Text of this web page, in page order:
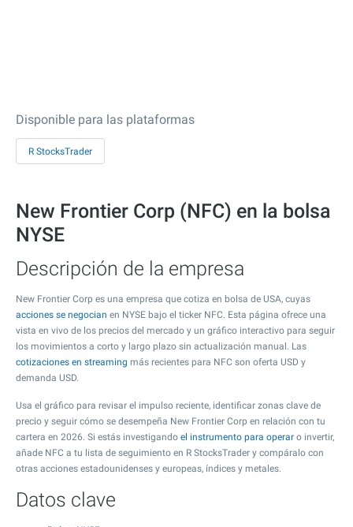
Disponible para las plataformas
R StocksTrader
New Frontier Corp (NFC) en la bolsa
NYSE
Descripción de la empresa
New Frontier Corp es una empresa que cotiza en bolsa de USA, cuyas
acciones se negocian en NYSE bajo el ticker NFC. Esta página ofrece una
vista en vivo de los precios del mercado y un gráfico interactivo para seguir
los movimientos a corto y largo plazo sin actualización manual. Las
cotizaciones en streaming más recientes para NFC son oferta USD y
demanda USD.
Usa el gráfico para revisar el impulso reciente, identificar zonas clave de
precio y seguir cómo se desempeña New Frontier Corp en relación con tu
cartera en 2026. Si estás investigando el instrumento para operar o invertir,
añade NFC a tu lista de seguimiento en R StocksTrader y compáralo con
otras acciones estadounidenses y europeas, índices y metales.
Datos clave